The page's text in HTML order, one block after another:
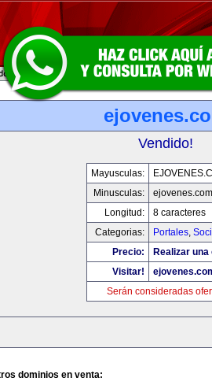
Vendido!
Mayusculas:
Minusculas:
ejovenes.com
Longitud:
8 caracteres
Categorias:
Portales,
Precio:
Realizar
Visitar!
Serán consideradas
dominios en venta: